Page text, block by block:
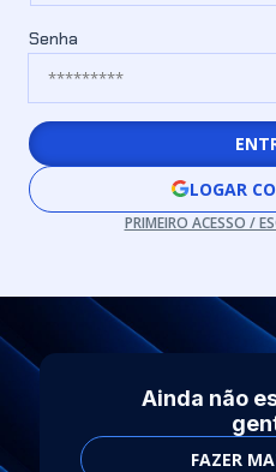
Senha
LOGAR
PRIMEIRO ACESSO /
Ainda não
FAZER